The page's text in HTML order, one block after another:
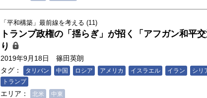
「平和構築」最前線を考える (11)
トランプ政権の「揺らぎ」が招く「アフガン和平
り
2019年9月18日
篠田英朗
タグ：
タリバン 中国 ロシア アメリカ イスラエル イラン シリ
トランプ
エリア： 北米 中東